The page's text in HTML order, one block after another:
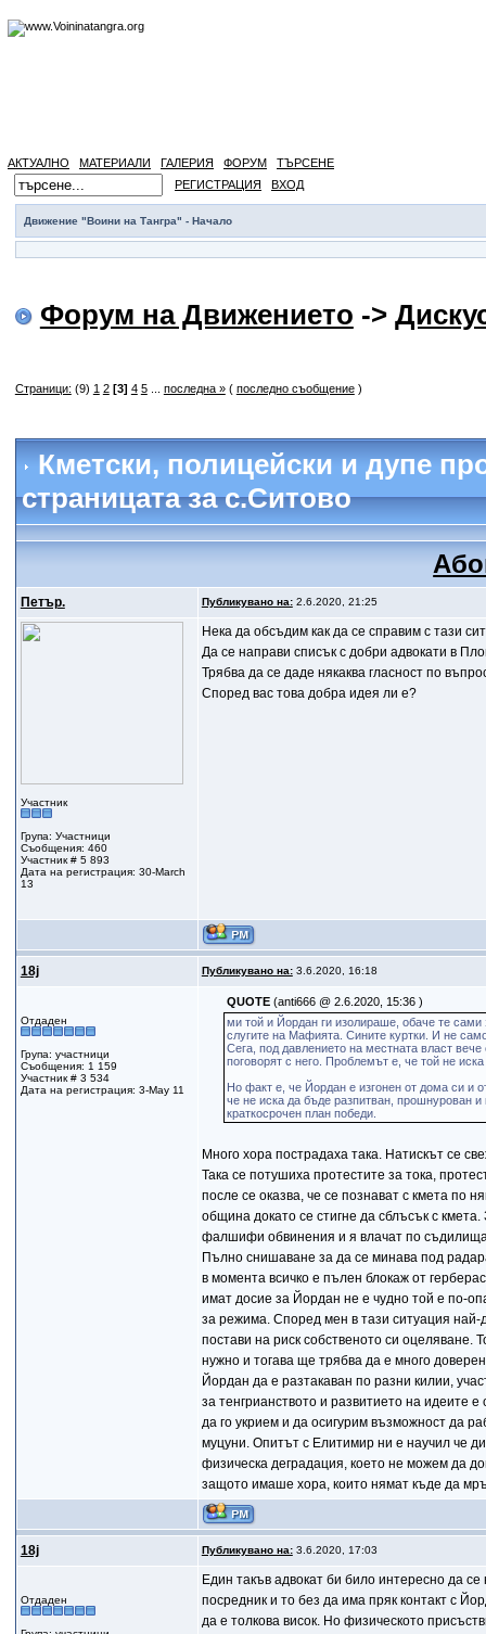
АКТУАЛНО МАТЕРИАЛИ ГАЛЕРИЯ ФОРУМ
ТЪРСЕНЕ
РЕГИСТРАЦИЯ
ВХОД
Движение "Воини на Тангра" - Начало
Форум на Движението ->
Страници: (9) 1 2 [3] 4 5... последна »( последно съобщение)
Кметски, полицейски и дупе
страницата за с.Ситово
Петър. Публикувано на:2.6.2020, 21:25
Участник
Група: Участници
Съобщения: 460
Участник # 5 893
Дата на регистрация: 30-March
13
Нека да обсъдим как да се справим с тази
Да се направи списък с добри адвокати в
Трябва да се даде някаква гласност по
Според вас това добра идея ли е?
18j Публикувано на:3.6.2020, 16:18
Отдаден
Група: участници
Съобщения: 1 159
Участник # 3 534
Дата на регистрация: 3-May 11
QUOTE (anti666 @ 2.6.2020, 15:36 )
ми той и Йордан ги изолираше, обаче те
слугите на Мафията. Сините куртки. И не
Сега, под давлението на местната власт
поговорят с него. Проблемът е, че той не
Но факт е, че Йордан е изгонен от дома си и
че не иска да бъде разпитван, прошнурован и
краткосрочен план победи.
Много хора пострадаха така. Натискът се
Така се потушиха протестите за тока,
после се оказва, че се познават с кмета по
община докато се стигне да сблъсък с
фалшифи обвинения и я влачат по
Пълно снишаване за да се минава под
в момента всичко е пълен блокаж от
имат досие за Йордан не е чудно той е по-
за режима. Според мен в тази ситуация най-
постави на риск собственото си оцеляване.
нужно и тогава ще трябва да е много
Йордан да е разтакаван по разни килии,
за тенгрианството и развитието на идеите
да го укрием и да осигурим възможност да
муцуни. Опитът с Елитимир ни е научил че
физическа деградация, което не можем да
защото имаше хора, които нямат къде да
18j Публикувано на:3.6.2020, 17:03
Отдаден
Един такъв адвокат би било интересно да
посредник и то без да има пряк контакт с
да е толкова висок. Но физическото